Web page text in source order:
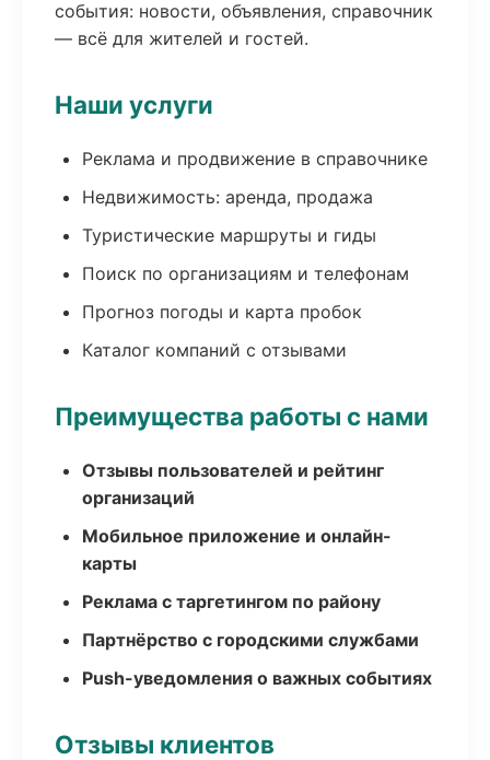
события: новости, объявления, справочник
— всё для жителей и гостей.
Наши услуги
Реклама и продвижение в справочнике
Недвижимость: аренда, продажа
Туристические маршруты и гиды
Поиск по организациям и телефонам
Прогноз погоды и карта пробок
Каталог компаний с отзывами
Преимущества работы с нами
Отзывы пользователей и рейтинг
организаций
Мобильное приложение и онлайн-
карты
Реклама с таргетингом по району
Партнёрство с городскими службами
Push-уведомления о важных событиях
Отзывы клиентов